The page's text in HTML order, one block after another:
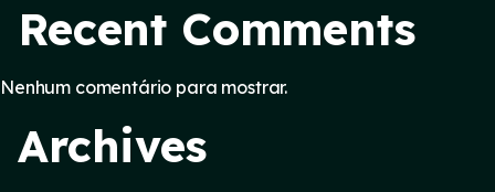
Recent Comments
Nenhum comentário para mostrar.
Archives